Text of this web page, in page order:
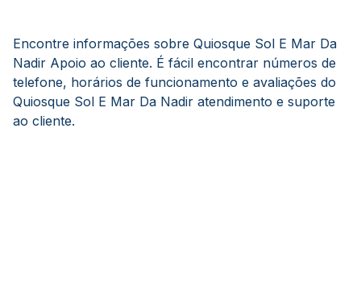
Encontre informações sobre Quiosque Sol E Mar Da
Nadir Apoio ao cliente. É fácil encontrar números de
telefone, horários de funcionamento e avaliações do
Quiosque Sol E Mar Da Nadir atendimento e suporte
ao cliente.